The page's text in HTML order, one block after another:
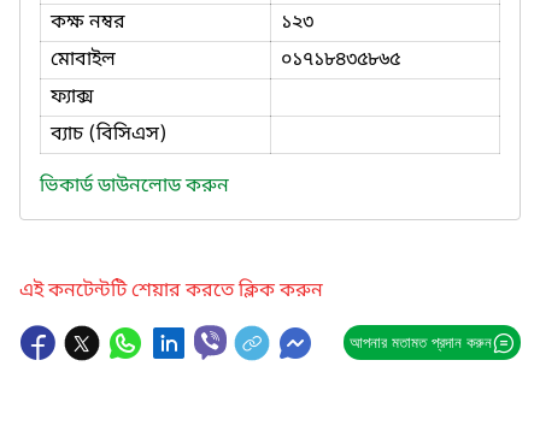
কক্ষ নম্বর
১২৩
মোবাইল
০১৭১৮৪৩৫৮৬৫
ফ্যাক্স
ব্যাচ (বিসিএস)
ভিকার্ড ডাউনলোড করুন
এই কনটেন্টটি শেয়ার করতে ক্লিক করুন
আপনার মতামত প্রদান করুন